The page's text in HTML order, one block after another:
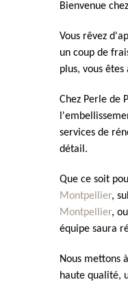
Bienvenue
Vous rêvez
un coup de
plus, vous
Chez Perle de
services de
détail.
Que ce soit
Montpellier,
Montpellier,
équipe saura
Nous mettons
haute qualité,